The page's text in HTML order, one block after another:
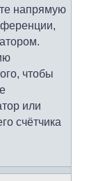
напрямую
чтобы
или
счётчика